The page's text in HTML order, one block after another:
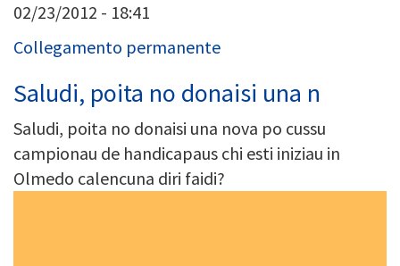
02/23/2012 - 18:41
Collegamento permanente
Saludi, poita no donaisi una n
Saludi, poita no donaisi una nova po cussu
campionau de handicapaus chi esti iniziau in
Olmedo calencuna diri faidi?